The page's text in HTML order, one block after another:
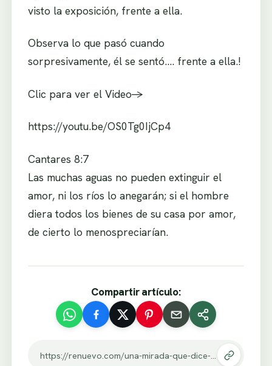
visto la exposición, frente a ella.
Observa lo que pasó cuando
sorpresivamente, él se sentó…. frente a ella.!
Clic para ver el Video->
https://youtu.be/OS0Tg0IjCp4
Cantares 8:7
Las muchas aguas no pueden extinguir el
amor, ni los ríos lo anegarán; si el hombre
diera todos los bienes de su casa por amor,
de cierto lo menospreciarían.
Compartir artículo:
https://renuevo.com/una-mirada-que-dice-mas-que-1000-palabras.html